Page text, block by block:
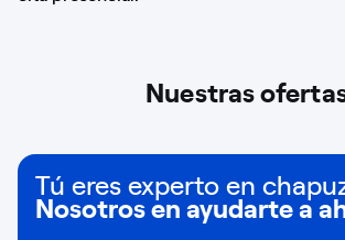
Nuestras
Tú eres experto en
Nosotros en ayudarte a